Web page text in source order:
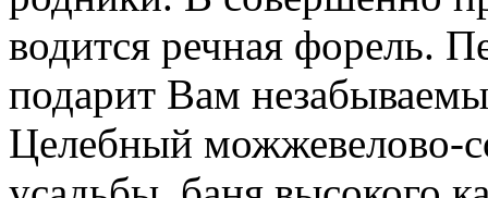
водится речная форель.
подарит Вам
Целебный можжевелово-